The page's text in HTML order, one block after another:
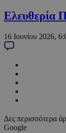
Ελευθερία
16 Ιουνίου 2026,
Δες περισσότερα
Google